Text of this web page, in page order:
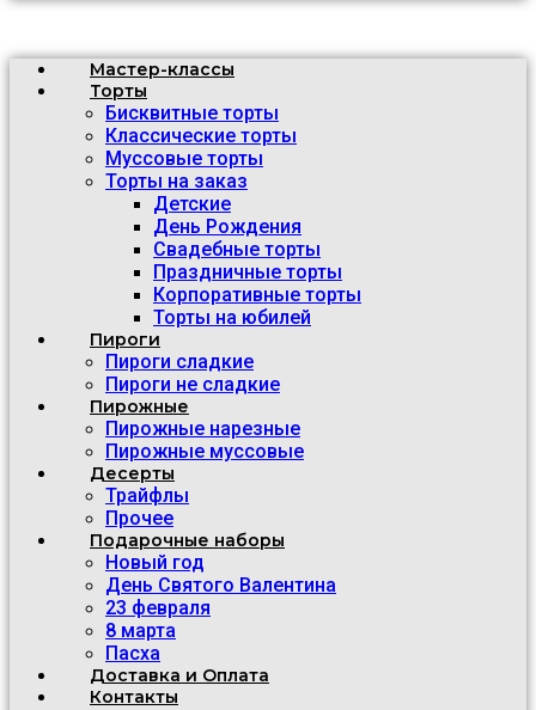
Мастер-классы
Торты
Бисквитные торты
Классические торты
Муссовые торты
Торты на заказ
Детские
День Рождения
Свадебные торты
Праздничные торты
Корпоративные торты
Торты на юбилей
Пироги
Пироги сладкие
Пироги не сладкие
Пирожные
Пирожные нарезные
Пирожные муссовые
Десерты
Трайфлы
Прочее
Подарочные наборы
Новый год
День Святого Валентина
23 февраля
8 марта
Пасха
Доставка и Оплата
Контакты